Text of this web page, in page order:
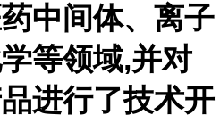
中间体、离子
等领域,并对
进行了技术开